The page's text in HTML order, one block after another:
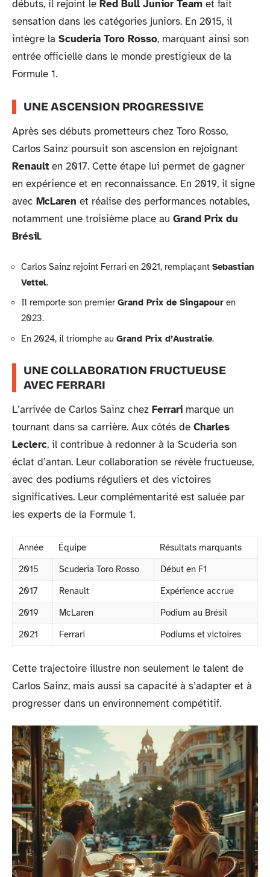
débuts, il rejoint le Red Bull Junior Team et fait
sensation dans les catégories juniors. En 2015, il
intègre la Scuderia Toro Rosso, marquant ainsi son
entrée officielle dans le monde prestigieux de la
Formule 1.
UNE ASCENSION PROGRESSIVE
Après ses débuts prometteurs chez Toro Rosso,
Carlos Sainz poursuit son ascension en rejoignant
Renault en 2017. Cette étape lui permet de gagner
en expérience et en reconnaissance. En 2019, il signe
avec McLaren et réalise des performances notables,
notamment une troisième place au Grand Prix du
Brésil.
Carlos Sainz rejoint Ferrari en 2021, remplaçant Sebastian
Vettel.
Il remporte son premier Grand Prix de Singapour en
2023.
En 2024, il triomphe au Grand Prix d’Australie.
UNE COLLABORATION FRUCTUEUSE
AVEC FERRARI
L’arrivée de Carlos Sainz chez Ferrari marque un
tournant dans sa carrière. Aux côtés de Charles
Leclerc, il contribue à redonner à la Scuderia son
éclat d’antan. Leur collaboration se révèle fructueuse,
avec des podiums réguliers et des victoires
significatives. Leur complémentarité est saluée par
les experts de la Formule 1.
Année Équipe
Résultats marquants
2015
Scuderia Toro Rosso
Début en F1
2017
Renault
Expérience accrue
2019
McLaren
Podium au Brésil
2021
Ferrari Podiums et victoires
Cette trajectoire illustre non seulement le talent de
Carlos Sainz, mais aussi sa capacité à s’adapter et à
progresser dans un environnement compétitif.